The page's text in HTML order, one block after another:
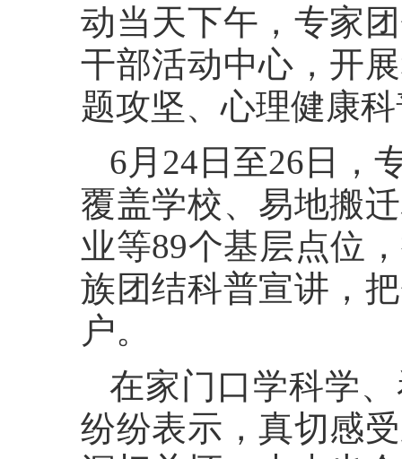
动当天下午，专家
干部活动中心，开
题攻坚、心理健康
6月24日至26日，
覆盖学校、易地搬
业等89个基层点位
族团结科普宣讲，
户。
在家门口学科学
纷纷表示，真切感